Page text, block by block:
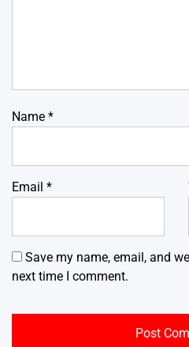
Name *
Email *
Save my name, email, and
next time I comment.